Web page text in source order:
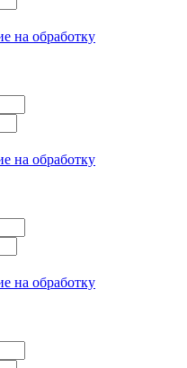
на обработку
на обработку
на обработку